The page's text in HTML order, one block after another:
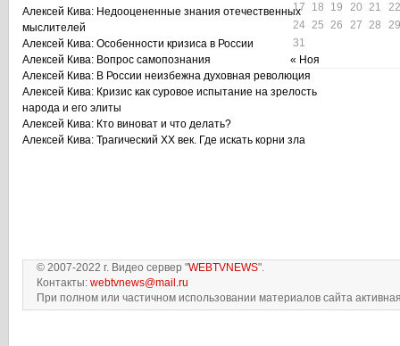
Алексей Кива: Недооцененные знания отечественных
мыслителей
Алексей Кива: Особенности кризиса в России
Алексей Кива: Вопрос самопознания
Алексей Кива: В России неизбежна духовная революция
Алексей Кива: Кризис как суровое испытание на зрелость
народа и его элиты
Алексей Кива: Кто виноват и что делать?
Алексей Кива: Трагический XX век. Где искать корни зла
17
18 19 20 21
22
24 25 26 27 28
29
31
« Ноя
© 2007-2022 г. Видео сервер "WEBTVNEWS".
Контакты: webtvnews@mail.ru
При полном или частичном использовании материалов сайта